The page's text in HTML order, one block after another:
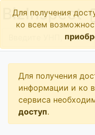
BizInspect
Для получения
ко всем
Для получения
информации и ко
сервиса
доступ.